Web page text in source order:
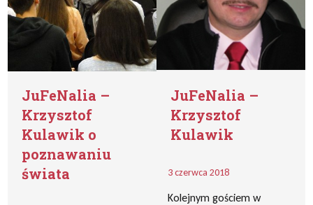
JuFeNalia –
Krzysztof
Kulawik o
poznawaniu
świata
JuFeNalia –
Krzysztof
Kulawik
3 czerwca 2018
Kolejnym gościem w